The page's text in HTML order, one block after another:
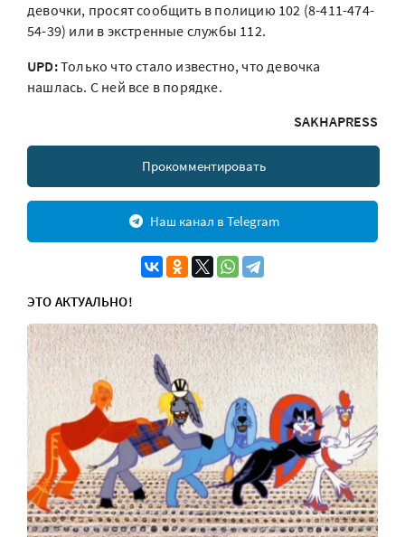
девочки, просят сообщить в полицию 102 (8-411-474-
54-39) или в экстренные службы 112.
UPD:Только что стало известно, что девочка
нашлась. С ней все в порядке.
SAKHAPRESS
Прокомментировать
Наш канал в Telegram
ЭТО АКТУАЛЬНО!